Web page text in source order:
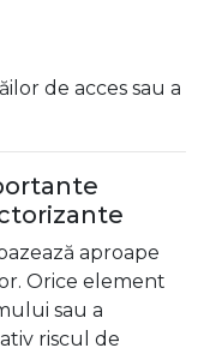
de acces sau a
aproape
Orice element
sau a
riscul de